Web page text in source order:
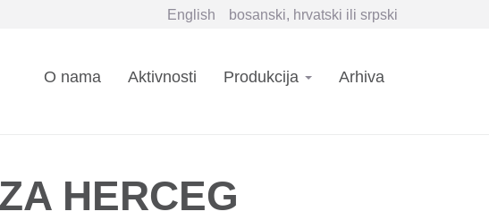
English bosanski, hrvatski ili srpski
O nama Aktivnosti Produkcija Arhiva
HERCEG